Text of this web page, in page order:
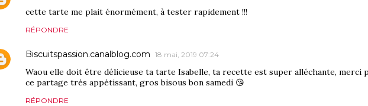
cette tarte me plait énormément, à tester rapidement !!!
RÉPONDRE
Biscuitspassion.canalblog.com 18 mai, 2019 07:24
Waou elle doit être délicieuse ta tarte Isabelle, ta recette est super alléchante, merci
ce partage très appétissant, gros bisous bon samedi 😘
RÉPONDRE